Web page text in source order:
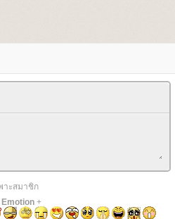
าะสมาชิก
Emotion+